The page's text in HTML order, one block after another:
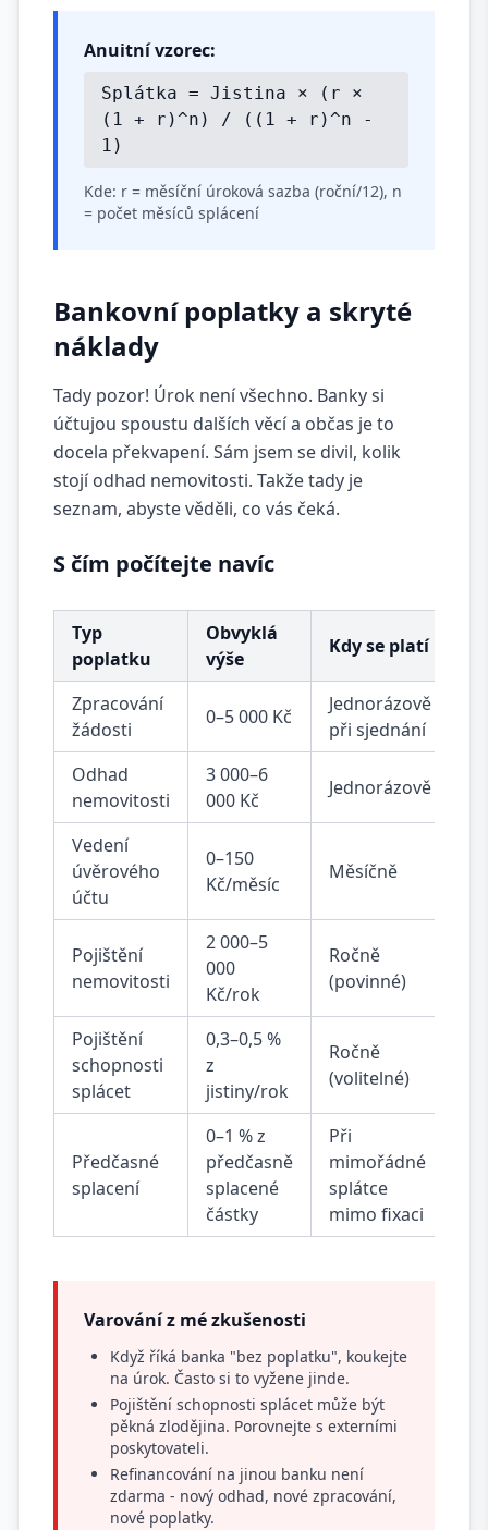
Anuitní vzorec:
Splátka = Jistina × (r ×
(1 + r)^n) / ((1 + r)^n -
1)
Kde: r = měsíční úroková sazba (roční/12), n
= počet měsíců splácení
Bankovní poplatky a skryté
náklady
Tady pozor! Úrok není všechno. Banky si
účtujou spoustu dalších věcí a občas je to
docela překvapení. Sám jsem se divil, kolik
stojí odhad nemovitosti. Takže tady je
seznam, abyste věděli, co vás čeká.
S čím počítejte navíc
Typ
poplatku
Obvyklá
výše
Kdy se platí
Zpracování
žádosti
0–5 000 Kč
Jednorázově
při sjednání
Odhad
nemovitosti
3 000–6
000 Kč
Jednorázově
Vedení
úvěrového
účtu
0–150
Kč/měsíc
Měsíčně
Pojištění
nemovitosti
2 000–5
000
Kč/rok
Ročně
(povinné)
Pojištění
schopnosti
splácet
0,3–0,5 %
z
jistiny/rok
Ročně
(volitelné)
Předčasné
splacení
0–1 % z
předčasně
splacené
částky
Při
mimořádné
splátce
mimo fixaci
Varování z mé zkušenosti
Když říká banka "bez poplatku", koukejte
na úrok. Často si to vyžene jinde.
Pojištění schopnosti splácet může být
pěkná zlodějina. Porovnejte s externími
poskytovateli.
Refinancování na jinou banku není
zdarma - nový odhad, nové zpracování,
nové poplatky.